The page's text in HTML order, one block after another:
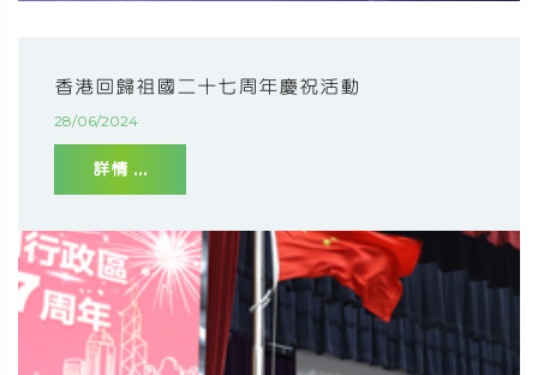
香港回歸祖國二十七周年慶祝活動
28/06/2024
詳情 ...